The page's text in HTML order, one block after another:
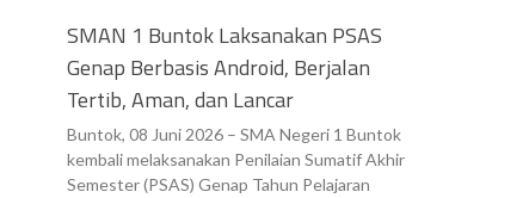
SMAN 1 Buntok Laksanakan PSAS
Genap Berbasis Android, Berjalan
Tertib, Aman, dan Lancar
Buntok, 08 Juni 2026 – SMA Negeri 1 Buntok
kembali melaksanakan Penilaian Sumatif Akhir
Semester (PSAS) Genap Tahun Pelajaran